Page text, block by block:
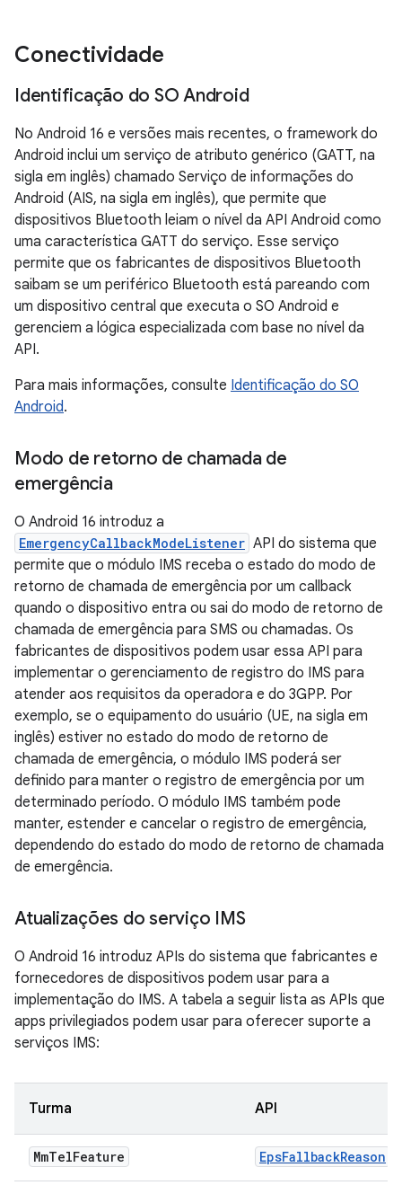
Conectividade
Identificação do SO Android
No Android 16 e versões mais recentes, o framework do
Android inclui um serviço de atributo genérico (GATT, na
sigla em inglês) chamado Serviço de informações do
Android (AIS, na sigla em inglês), que permite que
dispositivos Bluetooth leiam o nível da API Android como
uma característica GATT do serviço. Esse serviço
permite que os fabricantes de dispositivos Bluetooth
saibam se um periférico Bluetooth está pareando com
um dispositivo central que executa o SO Android e
gerenciem a lógica especializada com base no nível da
API.
Para mais informações, consulte Identificação do SO
Android.
Modo de retorno de chamada de
emergência
O Android 16 introduz a
EmergencyCallbackModeListener API do sistema que
permite que o módulo IMS receba o estado do modo de
retorno de chamada de emergência por um callback
quando o dispositivo entra ou sai do modo de retorno de
chamada de emergência para SMS ou chamadas. Os
fabricantes de dispositivos podem usar essa API para
implementar o gerenciamento de registro do IMS para
atender aos requisitos da operadora e do 3GPP. Por
exemplo, se o equipamento do usuário (UE, na sigla em
inglês) estiver no estado do modo de retorno de
chamada de emergência, o módulo IMS poderá ser
definido para manter o registro de emergência por um
determinado período. O módulo IMS também pode
manter, estender e cancelar o registro de emergência,
dependendo do estado do modo de retorno de chamada
de emergência.
Atualizações do serviço IMS
O Android 16 introduz APIs do sistema que fabricantes e
fornecedores de dispositivos podem usar para a
implementação do IMS. A tabela a seguir lista as APIs que
apps privilegiados podem usar para oferecer suporte a
serviços IMS:
Turma API
MmTelFeature EpsFallbackReason